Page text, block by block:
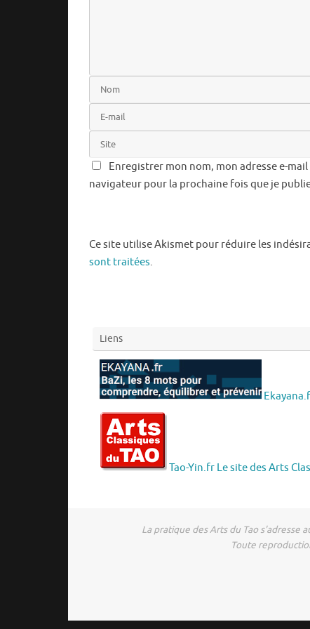
Enregistrer mon nom, mon adresse e-mail
navigateur pour la prochaine fois que je
Ce site utilise Akismet pour réduire les
sont traitées.
Liens
Tao-Yin.fr Le site des Arts
La pratique des Arts du Tao s'adresse
Toute